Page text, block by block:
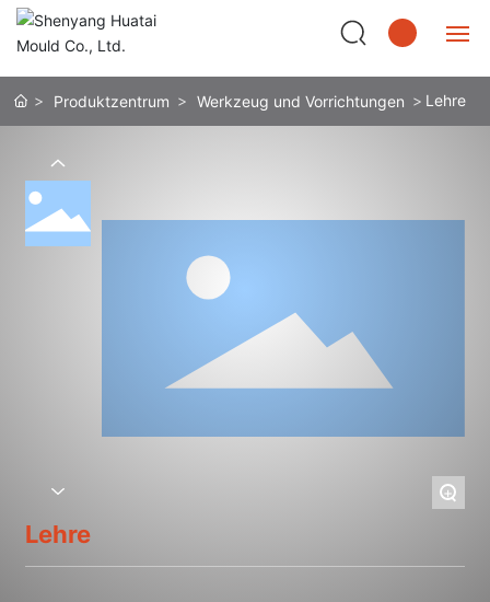
Startseite
Betriebsstätte
Kontakt mit uns
中文
Produktzentrum Werkzeug und Vorrichtungen Lehre
+
Lehre